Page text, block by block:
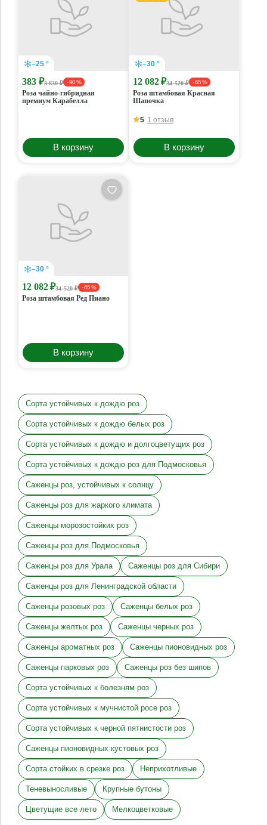
–25 °
383 ₽3 830 ₽ - 90 %
Роза чайно-гибридная
премиум Карабелла
В корзину
–30 °
12 082 ₽34 520 ₽ - 65 %
Роза штамбовая Красная
Шапочка
5 1 отзыв
В корзину
–30 °
12 082 ₽34 520 ₽ - 65 %
Роза штамбовая Ред Пиано
В корзину
Сорта устойчивых к дождю роз
Сорта устойчивых к дождю белых роз
Сорта устойчивых к дождю и долгоцветущих роз
Сорта устойчивых к дождю роз для Подмосковья
Саженцы роз, устойчивых к солнцу
Саженцы роз для жаркого климата
Саженцы морозостойких роз
Саженцы роз для Подмосковья
Саженцы роз для Урала Саженцы роз для Сибири
Саженцы роз для Ленинградской области
Саженцы розовых роз Саженцы белых роз
Саженцы желтых роз Саженцы черных роз
Саженцы ароматных роз Саженцы пионовидных роз
Саженцы парковых роз Саженцы роз без шипов
Сорта устойчивых к болезням роз
Сорта устойчивых к мучнистой росе роз
Сорта устойчивых к черной пятнистости роз
Саженцы пионовидных кустовых роз
Сорта стойких в срезке роз Неприхотливые
Теневыносливые Крупные бутоны
Цветущие все лето Мелкоцветковые